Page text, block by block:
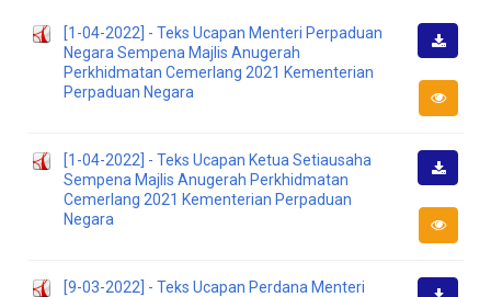
[1-04-2022] - Teks Ucapan Menteri Perpaduan
Negara Sempena Majlis Anugerah
Perkhidmatan Cemerlang 2021 Kementerian
Perpaduan Negara
[1-04-2022] - Teks Ucapan Ketua Setiausaha
Sempena Majlis Anugerah Perkhidmatan
Cemerlang 2021 Kementerian Perpaduan
Negara
[9-03-2022] - Teks Ucapan Perdana Menteri